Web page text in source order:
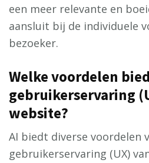
een meer relevante en
aansluit bij de individuele
bezoeker.
Welke voordelen
gebruikerservaring
website?
AI biedt diverse voordelen
gebruikerservaring (UX)